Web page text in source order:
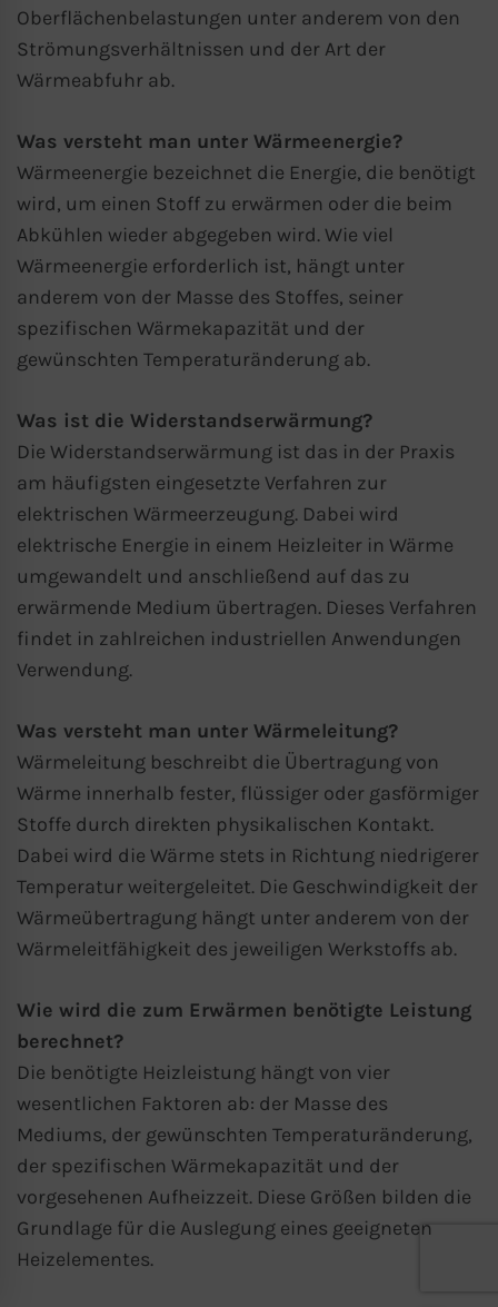
Oberflächenbelastungen unter anderem von den
Strömungsverhältnissen und der Art der
Wärmeabfuhr ab.
Was versteht man unter Wärmeenergie?
Wärmeenergie bezeichnet die Energie, die benötigt
wird, um einen Stoff zu erwärmen oder die beim
Abkühlen wieder abgegeben wird. Wie viel
Wärmeenergie erforderlich ist, hängt unter
anderem von der Masse des Stoffes, seiner
spezifischen Wärmekapazität und der
gewünschten Temperaturänderung ab.
Was ist die Widerstandserwärmung?
Die Widerstandserwärmung ist das in der Praxis
am häufigsten eingesetzte Verfahren zur
elektrischen Wärmeerzeugung. Dabei wird
elektrische Energie in einem Heizleiter in Wärme
umgewandelt und anschließend auf das zu
erwärmende Medium übertragen. Dieses Verfahren
findet in zahlreichen industriellen Anwendungen
Verwendung.
Was versteht man unter Wärmeleitung?
Wärmeleitung beschreibt die Übertragung von
Wärme innerhalb fester, flüssiger oder gasförmiger
Stoffe durch direkten physikalischen Kontakt.
Dabei wird die Wärme stets in Richtung niedrigerer
Temperatur weitergeleitet. Die Geschwindigkeit der
Wärmeübertragung hängt unter anderem von der
Wärmeleitfähigkeit des jeweiligen Werkstoffs ab.
Wie wird die zum Erwärmen benötigte Leistung
berechnet?
Die benötigte Heizleistung hängt von vier
wesentlichen Faktoren ab: der Masse des
Mediums, der gewünschten Temperaturänderung,
der spezifischen Wärmekapazität und der
vorgesehenen Aufheizzeit. Diese Größen bilden die
Grundlage für die Auslegung eines geeigneten
Heizelementes.